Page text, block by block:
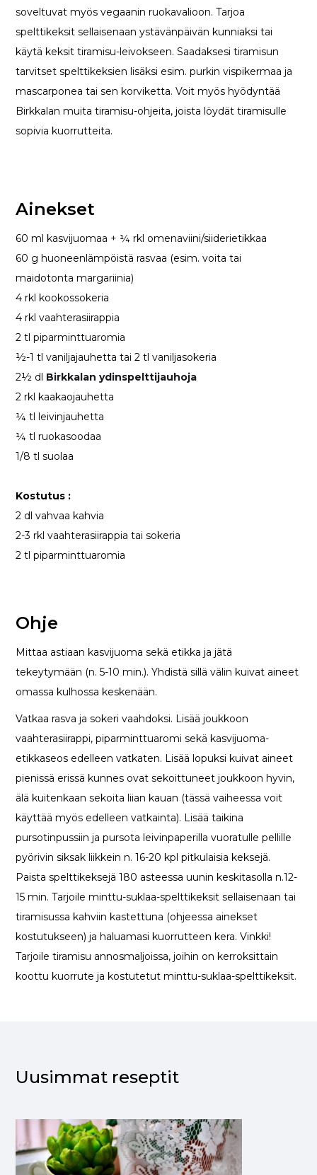
soveltuvat myös vegaanin ruokavalioon. Tarjoa
spelttikeksit sellaisenaan ystävänpäivän kunniaksi tai
käytä keksit tiramisu-leivokseen. Saadaksesi tiramisun
tarvitset spelttikeksien lisäksi esim. purkin vispikermaa ja
mascarponea tai sen korviketta. Voit myös hyödyntää
Birkkalan muita tiramisu-ohjeita, joista löydät tiramisulle
sopivia kuorrutteita.
Ainekset
60 ml kasvijuomaa + ¼ rkl omenaviini/siiderietikkaa
60 g huoneenlämpöistä rasvaa (esim. voita tai
maidotonta margariinia)
4 rkl kookossokeria
4 rkl vaahterasiirappia
2 tl piparminttuaromia
½-1 tl vaniljajauhetta tai 2 tl vaniljasokeria
2½ dl Birkkalan ydinspelttijauhoja
2 rkl kaakaojauhetta
¼ tl leivinjauhetta
¼ tl ruokasoodaa
1/8 tl suolaa
Kostutus :
2 dl vahvaa kahvia
2-3 rkl vaahterasiirappia tai sokeria
2 tl piparminttuaromia
Ohje
Mittaa astiaan kasvijuoma sekä etikka ja jätä
tekeytymään (n. 5-10 min.). Yhdistä sillä välin kuivat aineet
omassa kulhossa keskenään.
Vatkaa rasva ja sokeri vaahdoksi. Lisää joukkoon
vaahterasiirappi, piparminttuaromi sekä kasvijuoma-
etikkaseos edelleen vatkaten. Lisää lopuksi kuivat aineet
pienissä erissä kunnes ovat sekoittuneet joukkoon hyvin,
älä kuitenkaan sekoita liian kauan (tässä vaiheessa voit
käyttää myös edelleen vatkainta). Lisää taikina
pursotinpussiin ja pursota leivinpaperilla vuoratulle pellille
pyörivin siksak liikkein n. 16-20 kpl pitkulaisia keksejä.
Paista spelttikeksejä 180 asteessa uunin keskitasolla n.12-
15 min. Tarjoile minttu-suklaa-spelttikeksit sellaisenaan tai
tiramisussa kahviin kastettuna (ohjeessa ainekset
kostutukseen) ja haluamasi kuorrutteen kera. Vinkki!
Tarjoile tiramisu annosmaljoissa, joihin on kerroksittain
koottu kuorrute ja kostutetut minttu-suklaa-spelttikeksit.
Uusimmat reseptit